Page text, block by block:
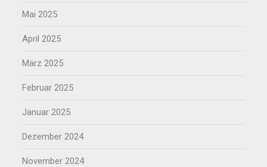
Mai 2025
April 2025
März 2025
Februar 2025
Januar 2025
Dezember 2024
November 2024